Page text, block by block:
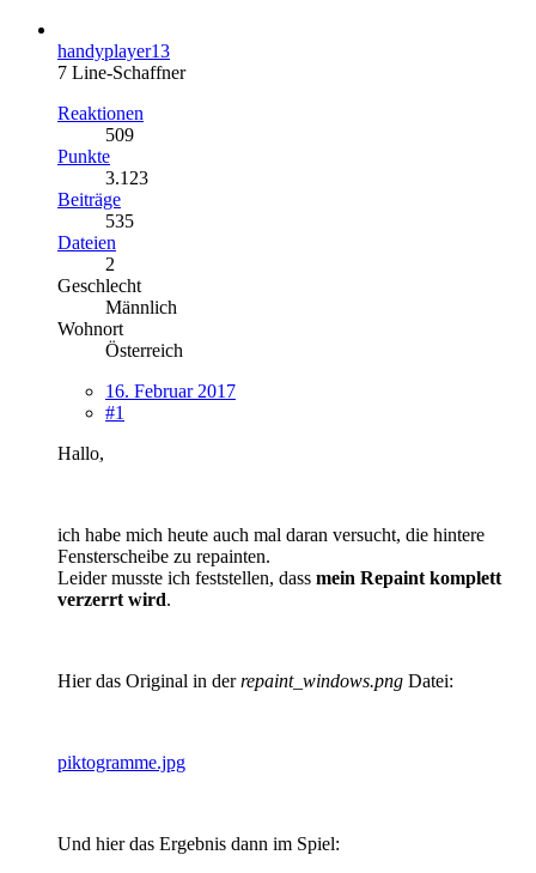
handyplayer13
7 Line-Schaffner
Reaktionen
509
Punkte
3.123
Beiträge
535
Dateien
2
Geschlecht
Männlich
Wohnort
Österreich
16. Februar 2017
#1
Hallo,
ich habe mich heute auch mal daran versucht, die hintere
Fensterscheibe zu repainten.
Leider musste ich feststellen, dass mein Repaint komplett
verzerrt wird.
Hier das Original in derrepaint_windows.png Datei:
piktogramme.jpg
Und hier das Ergebnis dann im Spiel: